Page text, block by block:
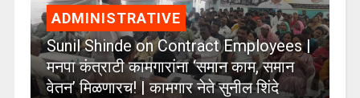
ADMINISTRATIVE
Sunil Shinde on Contract Employees |
मनपा कंत्राटी कामगारांना ‘समान काम, समान
वेतन’ मिळणारच! | कामगार नेते सुनील शिंदे